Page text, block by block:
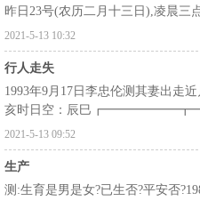
古
昨日23号(农历二月十三日),凌晨三
2021-5-13 10:32
行人走失
1993年9月17日李忠伦测其妻出走
亥时日空：辰巳
2021-5-13 09:52
生产
测:生育是男是女?已生否?平安否